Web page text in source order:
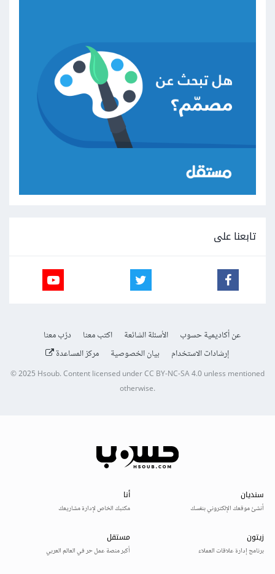
تابعنا على
عن أكاديمية حسوب الأسئلة الشائعة اكتب معنا
درّب معنا
إرشادات الاستخدام
بيان الخصوصية مركز المساعدة
© 2025Hsoub.Content licensed underCC BY-NC-SA 4.0unless mentioned
otherwise.